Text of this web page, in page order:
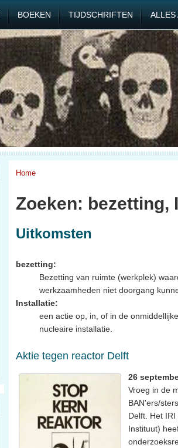
BOEKEN TIJDSCHRIFTEN ALLES
Home
Zoeken: bezetting,
Uitkomsten
bezetting:
Bezetting van ruimte (werkplek)
werkzaamheden niet doorgang
Installatie:
een actie op, in, of in de
nucleaire installatie.
Aktie tegen reactor Delft
26
Vroeg in de
BAN'ers/
Delft. Het
Instituut)